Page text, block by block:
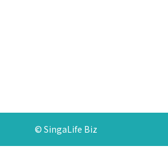
© SingaLife Biz